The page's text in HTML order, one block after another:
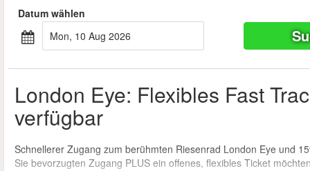
Datum wählen
Mon, 10 Aug 2026
London Eye: Flexibles Fast
verfügbar
Schnellerer Zugang zum berühmten Riesenrad London Eye und
Sie bevorzugten Zugang PLUS ein offenes, flexibles Ticket